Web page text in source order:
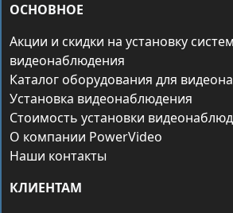
ОСНОВНОЕ
Акции и скидки на установку систем
видеонаблюдения
Каталог оборудования для
Установка видеонаблюдения
Стоимость установки
О компании PowerVideo
Наши контакты
КЛИЕНТАМ